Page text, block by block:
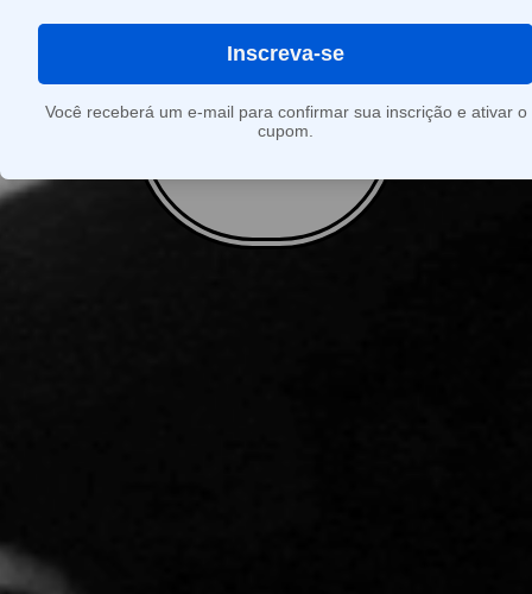
Inscreva-se
Você receberá um e-mail para confirmar sua inscrição e ativar o
cupom.